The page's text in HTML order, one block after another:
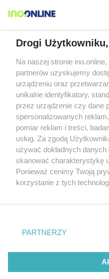
Drogi Użytkowniku,
Na naszej stronie
partnerów uzyskujemy
urządzeniu oraz
unikalne identyfikatory,
przez urządzenie czy dane
spersonalizowanych
pomiar reklam i treści,
usług. Za zgodą
używać dokładnych
skanować charakterystykę
Ponieważ cenimy Twoją
korzystanie z tych
nie wymagają zgody
się takiemu przetwarzaniu.
Zapoznaj się z poniższymi
PARTNERZY